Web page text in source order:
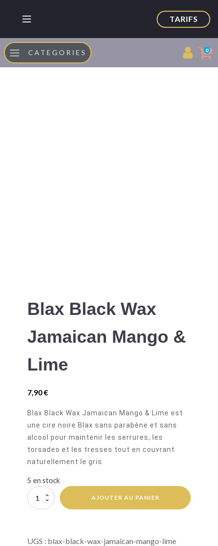
TARIFS
CATEGORIES 0
Blax Black Wax
Jamaican Mango &
Lime
7,90€
Blax Black Wax Jamaican Mango & Lime est
une cire noire Blax sans parabène et sans
alcool pour maintenir les serrures, les
torsades et les tresses tout en couvrant
naturellement le gris.
5 en stock
quantité
de
Jamaican
AJOUTER AU PANIER
UGS : blax-black-wax-jamaican-mango-lime